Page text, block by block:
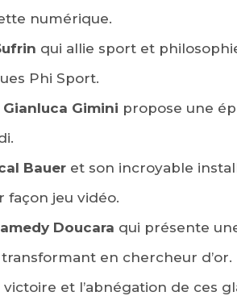
numérique.
qui allie sport et
Phi Sport.
Gianluca Gimini propose une
Baueret son incroyable
façon jeu vidéo.
Doucara qui présente
en chercheur
victoire et l’abnégation de ces